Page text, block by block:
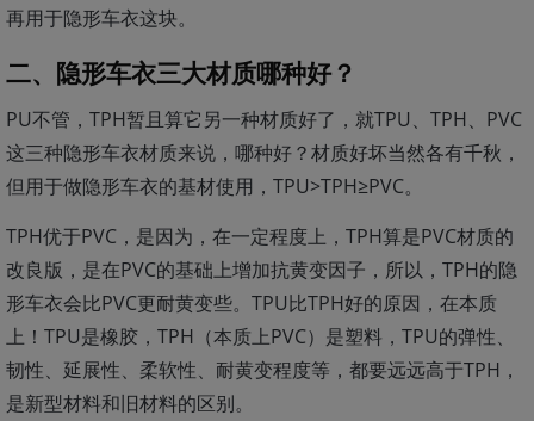
再用于隐形车衣这块。
二、隐形车衣三大材质哪种好？
PU不管，TPH暂且算它另一种材质好了，就TPU、TPH、PVC
这三种隐形车衣材质来说，哪种好？材质好坏当然各有千秋，
但用于做隐形车衣的基材使用，TPU>TPH≥PVC。
TPH优于PVC，是因为，在一定程度上，TPH算是PVC材质的
改良版，是在PVC的基础上增加抗黄变因子，所以，TPH的隐
形车衣会比PVC更耐黄变些。TPU比TPH好的原因，在本质
上！TPU是橡胶，TPH（本质上PVC）是塑料，TPU的弹性、
韧性、延展性、柔软性、耐黄变程度等，都要远远高于TPH，
是新型材料和旧材料的区别。